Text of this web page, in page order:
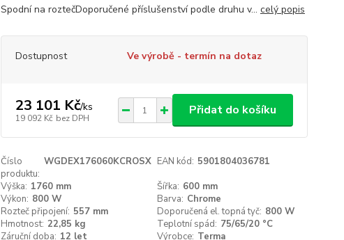
Spodní na roztečDoporučené příslušenství podle druhu v... celý popis
Dostupnost Ve výrobě - termín na dotaz
23 101 Kč/ks
19 092 Kč bez DPH
Přidat do košíku
Číslo
produktu:
WGDEX176060KCROSX EAN kód: 5901804036781
Výška: 1760 mm Šířka: 600 mm
Výkon: 800 W Barva: Chrome
Rozteč připojení: 557 mm Doporučená el. topná tyč: 800 W
Hmotnost: 22,85 kg Teplotní spád: 75/65/20 °C
Záruční doba: 12 let Výrobce: Terma